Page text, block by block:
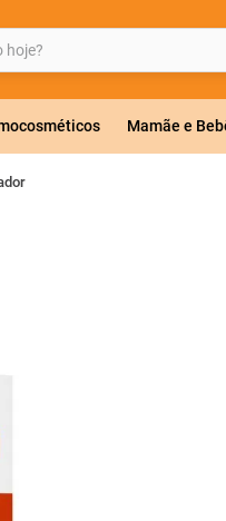
hoje?
Mamãe e